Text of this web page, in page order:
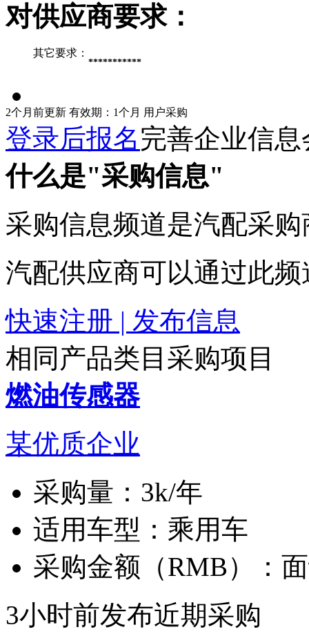
对供应商要求：
其它要求：
***********
2个月前更新 有效期：1个月 用户采购
登录后报名完善企业信
什么是"采购信息"
采购信息频道是汽配采
汽配供应商可以通过此
快速注册 | 发布信息
相同产品类目采购项目
燃油传感器
某优质企业
采购量： 3k/年
适用车型： 乘用车
采购金额（RMB）：
3小时前发布近期采购